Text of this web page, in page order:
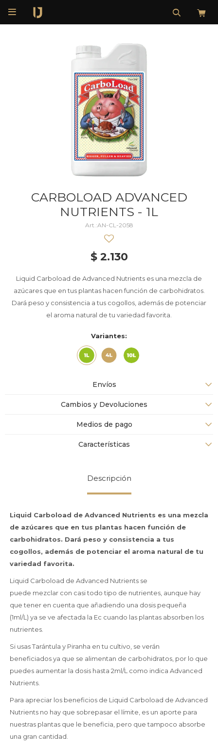

CARBOLOAD ADVANCED
NUTRIENTS - 1L
AN-CL-2058
$ 2.130
Liquid Carboload de Advanced Nutrients es una mezcla de
azúcares que en tus plantas hacen función de carbohidratos.
Dará peso y consistencia a tus cogollos, además de potenciar
el aroma natural de tu variedad favorita.
Variantes:
Envíos
Cambios y Devoluciones
Medios de pago
Características
Descripción
Liquid Carboload de Advanced Nutrients es una mezcla
de azúcares que en tus plantas hacen función de
carbohidratos. Dará peso y consistencia a tus
cogollos, además de potenciar el aroma natural de tu
variedad favorita.
Liquid Carboload de Advanced Nutrients se
puede mezclar con casi todo tipo de nutrientes, aunque hay
que tener en cuenta que añadiendo una dosis pequeña
(1ml/L) ya se ve afectada la Ec cuando las plantas absorben los
nutrientes.
Si usas Tarántula y Piranha en tu cultivo, se verán
beneficiados ya que se alimentan de carbohidratos, por lo que
puedes aumentar la dosis hasta 2ml/L como indica Advanced
Nutrients.
Para apreciar los beneficios de Liquid Carboload de Advanced
Nutrients no hay que sobrepasar el límite, es un aporte para
nuestras plantas que le beneficia, pero que tampoco absorbe
una gran cantidad.